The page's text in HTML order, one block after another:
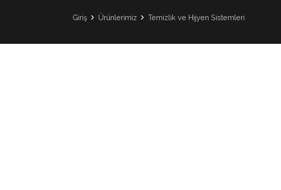
Giriş Ürünlerimiz Temizlik ve Hijyen Sistemleri